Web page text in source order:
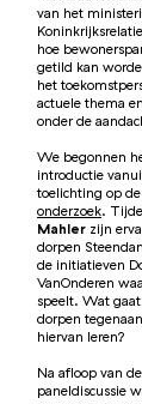
van het
hoe
getild kan
het
actuele thema
onder de
We begonnen
introductie
toelichting op
onderzoek.
Mahler zijn
dorpen
de initiatieven
VanOnderen
speelt. Wat
dorpen
hiervan leren?
Na afloop van
paneldiscussie